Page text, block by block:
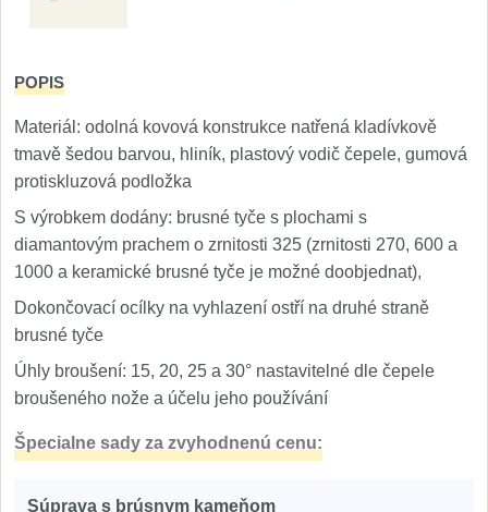
Ostřiče nožů V-Sharp
Brúsky na nože 12
Doplnky a diely 6
Dopredaj 11
POPIS
Materiál: odolná kovová konstrukce natřená kladívkově
tmavě šedou barvou, hliník, plastový vodič čepele, gumová
protiskluzová podložka
S výrobkem dodány: brusné tyče s plochami s
diamantovým prachem o zrnitosti 325 (zrnitosti 270, 600 a
1000 a keramické brusné tyče je možné doobjednat),
Dokončovací ocílky na vyhlazení ostří na druhé straně
brusné tyče
Úhly broušení: 15, 20, 25 a 30° nastavitelné dle čepele
broušeného nože a účelu jeho používání
Špecialne sady za zvyhodnenú cenu:
Súprava s brúsnym kameňom